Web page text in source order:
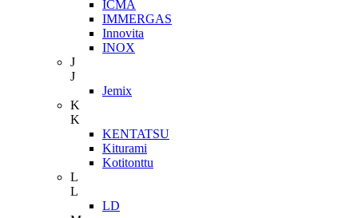
ICMA
IMMERGAS
Innovita
INOX
J
J
Jemix
K
K
KENTATSU
Kiturami
Kotitonttu
L
L
LD